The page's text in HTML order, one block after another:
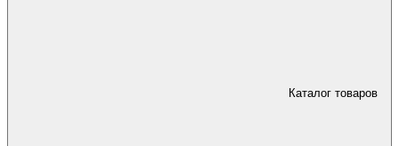
Каталог товаров